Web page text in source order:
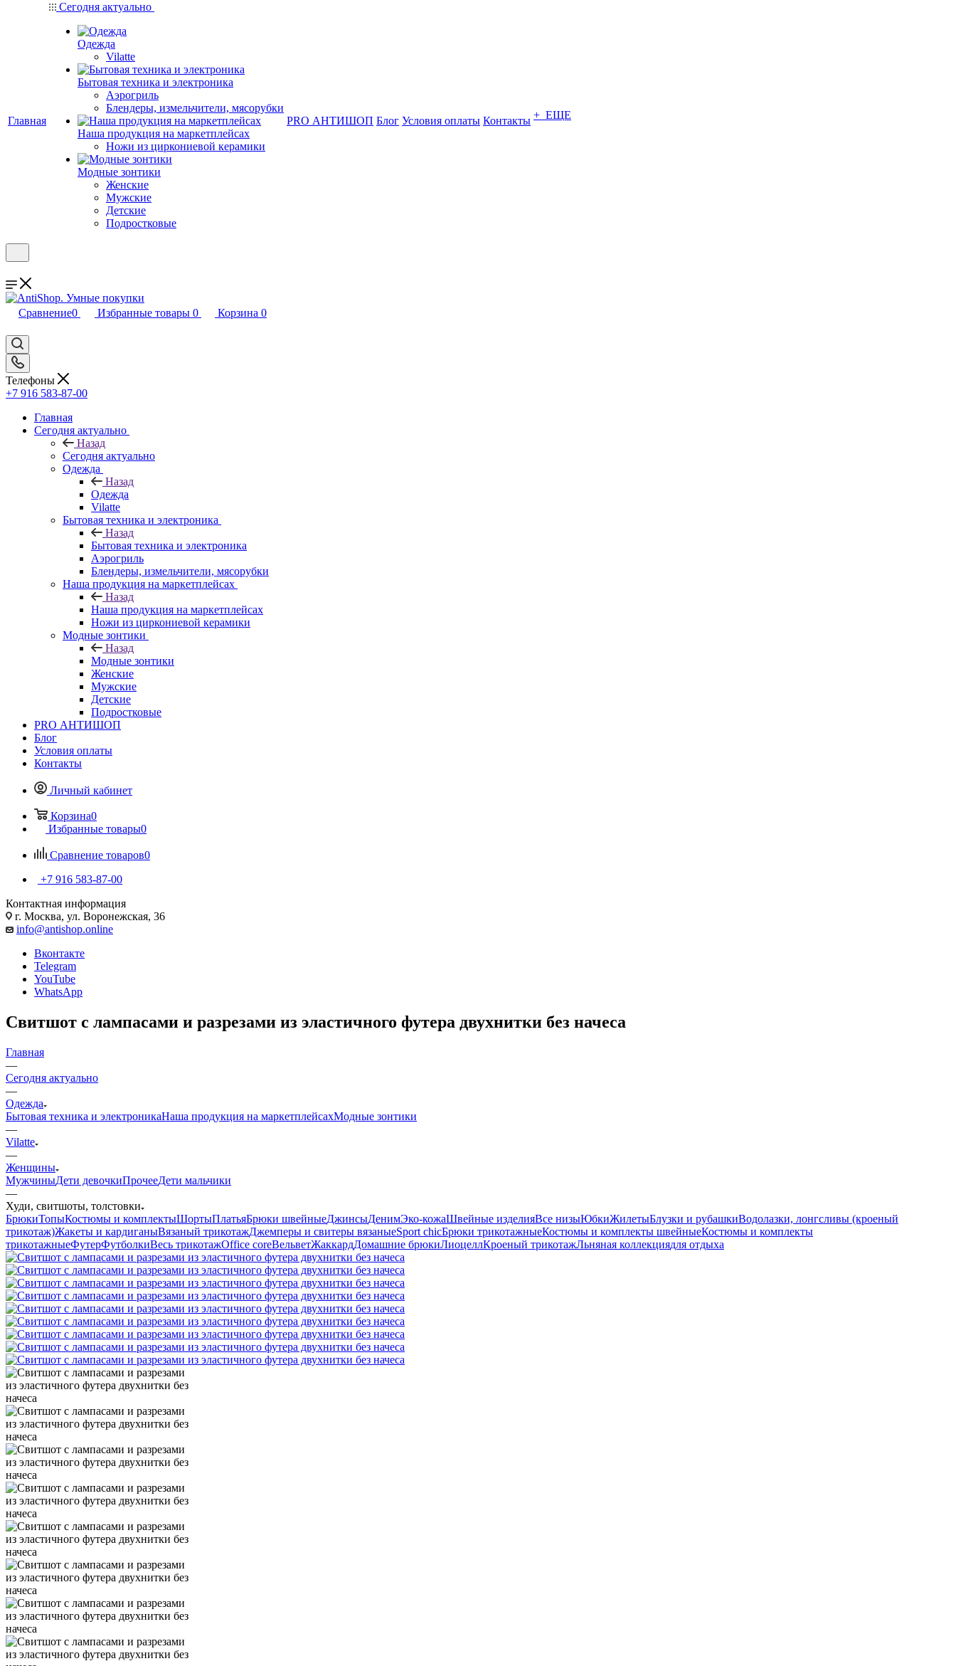
Главная
Сегодня актуально
Одежда
Vilatte
Бытовая техника и электроника
Аэрогриль
Блендеры, измельчители, мясорубки
Наша продукция на маркетплейсах
Ножи из циркониевой керамики
Модные зонтики
Женские
Мужские
Детские
Подростковые
PRO АНТИШОП Блог Условия оплаты Контакты + ЕЩЕ
Сравнение0 Избранные товары 0 Корзина 0
Телефоны
+7 916 583-87-00
Главная
Сегодня актуально
Назад
Сегодня актуально
Одежда
Назад
Одежда
Vilatte
Бытовая техника и электроника
Назад
Бытовая техника и электроника
Аэрогриль
Блендеры, измельчители, мясорубки
Наша продукция на маркетплейсах
Назад
Наша продукция на маркетплейсах
Ножи из циркониевой керамики
Модные зонтики
Назад
Модные зонтики
Женские
Мужские
Детские
Подростковые
PRO АНТИШОП
Блог
Условия оплаты
Контакты
Личный кабинет
Корзина0
Избранные товары0
Сравнение товаров0
+7 916 583-87-00
Контактная информация
г. Москва, ул. Воронежская, 36
info@antishop.online
Вконтакте
Telegram
YouTube
WhatsApp
Свитшот с лампасами и разрезами из эластичного футера двухнитки без начеса
Главная
—
Сегодня актуально
—
Одежда
Бытовая техника и электроникаНаша продукция на маркетплейсахМодные зонтики
—
Vilatte
—
Женщины
МужчиныДети девочкиПрочееДети мальчики
—
Худи, свитшоты, толстовки
БрюкиТопыКостюмы и комплектыШортыПлатьяБрюки швейныеДжинсыДенимЭко-кожаШвейные изделияВсе низыЮбкиЖилетыБлузки и рубашкиВодолазки, лонгсливы (кроеный
трикотаж)Жакеты и кардиганыВязаный трикотажДжемперы и свитеры вязаныеSport chicБрюки трикотажныеКостюмы и комплекты швейныеКостюмы и комплекты
трикотажныеФутерФутболкиВесь трикотажOffice coreВельветЖаккардДомашние брюкиЛиоцеллКроеный трикотажЛьняная коллекциядля отдыха